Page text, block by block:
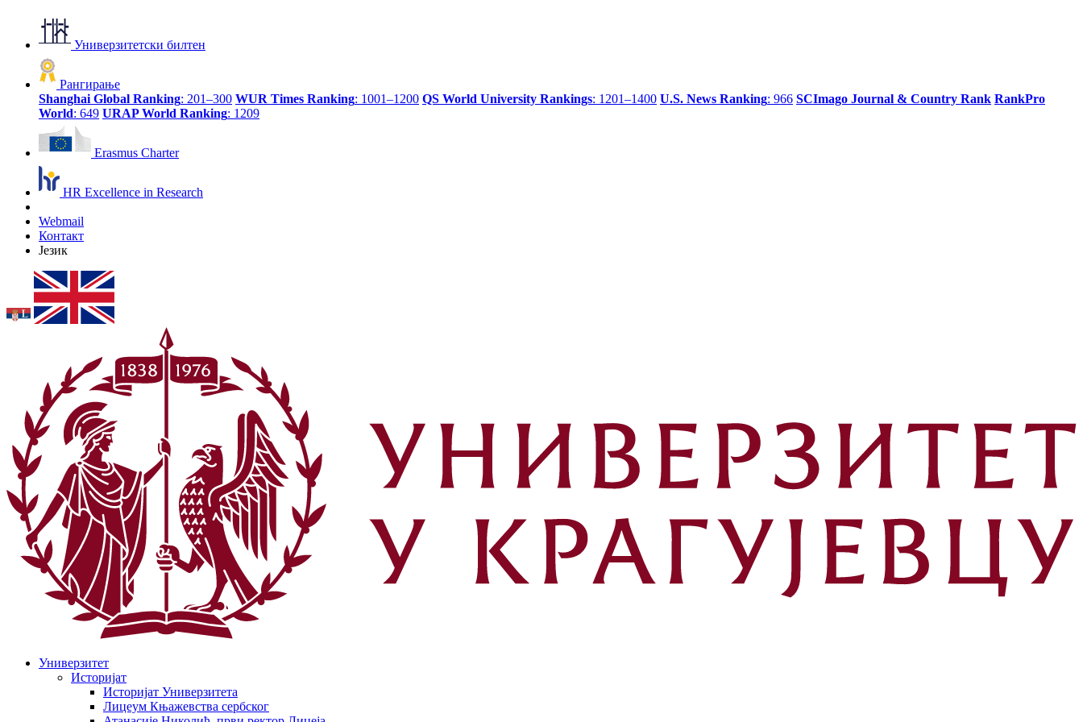
Универзитетски билтен
Рангирање
Shanghai Global Ranking: 201–300 WUR Times Ranking: 1001–1200 QS World University Rankings: 1201–1400 U.S. News Ranking: 966 SCImago Journal & Country Rank RankPro
World: 649 URAP World Ranking: 1209
Erasmus Charter
HR Excellence in Research
Webmail
Контакт
Језик
Универзитет
Историјат
Историјат Универзитета
Лицеум Књажевства сербског